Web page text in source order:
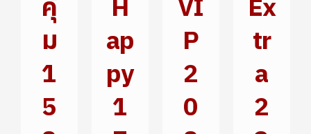
ม
1
5
ap
py
1
P
2
0
tr
a
2